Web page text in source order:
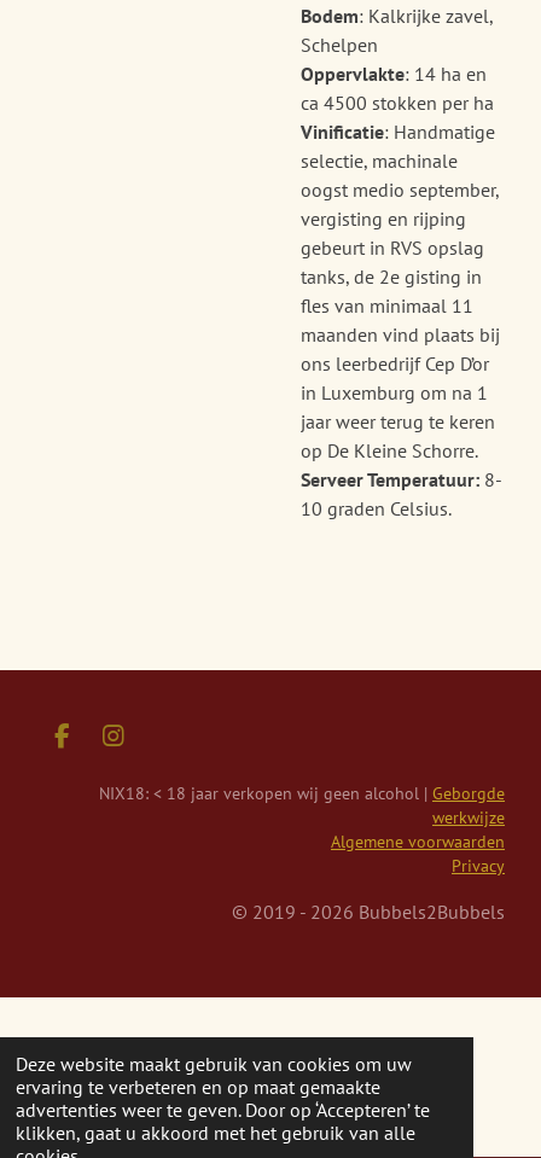
Deze website maakt gebruik van cookies om uw
ervaring te verbeteren en op maat gemaakte
advertenties weer te geven. Door op ‘Accepteren’ te
klikken, gaat u akkoord met het gebruik van alle
Bodem: Kalkrijke zavel,
Schelpen
Oppervlakte: 14 ha en
ca 4500 stokken per ha
Vinificatie: Handmatige
selectie, machinale
oogst medio september,
vergisting en rijping
gebeurt in RVS opslag
tanks, de 2e gisting in
fles van minimaal 11
maanden vind plaats bij
ons leerbedrijf Cep D’or
in Luxemburg om na 1
jaar weer terug te keren
op De Kleine Schorre.
Serveer Temperatuur: 8-
10 graden Celsius.
F
I
s
NIX18: < 18 jaar verkopen wij geen alcohol | Geborgde
werkwijze
Algemene voorwaarden
Privacy
© 2019 - 2026 Bubbels2Bubbels